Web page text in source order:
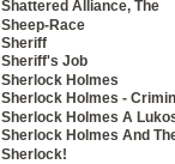
Shattered Alliance, The
Sheep-Race
Sheriff
Sheriff's Job
Sherlock Holmes
Sherlock Holmes -
Sherlock Holmes A
Sherlock Holmes And
Sherlock!